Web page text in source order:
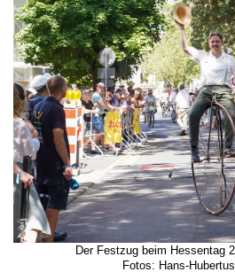
Der Festzug beim Hessentag
Fotos: Hans-